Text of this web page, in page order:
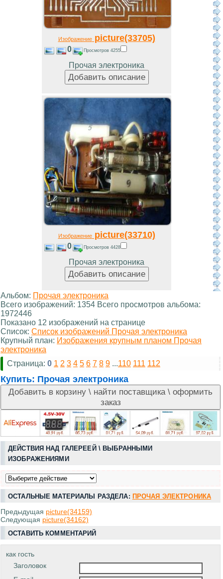
Изображениеpicture(33705)
0 Просмотров 4255
Прочая электроника
Изображениеpicture(33710)
0 Просмотров 4428
Прочая электроника
Альбом: Прочая электроника
Всего изображений: 1354 Всего просмотров альбома:
1972446
Показано 12 изображений на странице
Список: Список изображений Прочая электроника
Крупный план: Изображения крупным планом Прочая
электроника
Страница: 0 1 2 3 4 5 6 7 8 9 ...110 111 112
Купить: Прочая электроника
ДЕЙСТВИЯ НАД ГАЛЕРЕЕЙ \ ВЫБРАННЫМИ
ИЗОБРАЖЕНИЯМИ
ОСТАЛЬНЫЕ МАТЕРИАЛЫ РАЗДЕЛА: ПРОЧАЯ ЭЛЕКТРОНИКА
Предыдущая picture(34159)
Следующая picture(34162)
ОСТАВИТЬ КОММЕНТАРИЙ
как гость
Заголовок